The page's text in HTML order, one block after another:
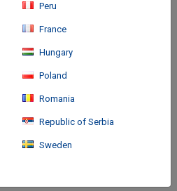
guests in Grenoble.
Peru
France
Hungary
Poland
Romania
Republic of Serbia
Sweden